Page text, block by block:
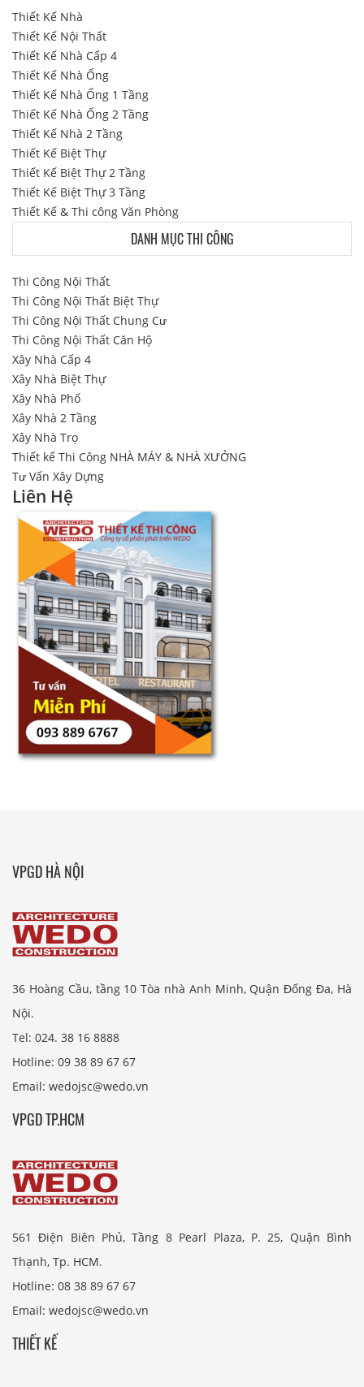
Thiết Kế Nhà
Thiết Kế Nội Thất
Thiết Kế Nhà Cấp 4
Thiết Kế Nhà Ống
Thiết Kế Nhà Ống 1 Tầng
Thiết Kế Nhà Ống 2 Tầng
Thiết Kế Nhà 2 Tầng
Thiết Kế Biệt Thự
Thiết Kế Biệt Thự 2 Tầng
Thiết Kế Biệt Thự 3 Tầng
Thiết Kế & Thi công Văn Phòng
DANH MỤC THI CÔNG
Thi Công Nội Thất
Thi Công Nội Thất Biệt Thự
Thi Công Nội Thất Chung Cư
Thi Công Nội Thất Căn Hộ
Xây Nhà Cấp 4
Xây Nhà Biệt Thự
Xây Nhà Phố
Xây Nhà 2 Tầng
Xây Nhà Trọ
Thiết kế Thi Công NHÀ MÁY & NHÀ XƯỞNG
Tư Vấn Xây Dựng
Liên Hệ
VPGD HÀ NỘI
36 Hoàng Cầu, tầng 10 Tòa nhà Anh Minh, Quận Đống Đa, Hà
Nội.
Tel: 024. 38 16 8888
Hotline: 09 38 89 67 67
Email: wedojsc@wedo.vn
VPGD TP.HCM
561 Điện Biên Phủ, Tầng 8 Pearl Plaza, P. 25, Quận Bình
Thạnh, Tp. HCM.
Hotline: 08 38 89 67 67
Email: wedojsc@wedo.vn
THIẾT KẾ